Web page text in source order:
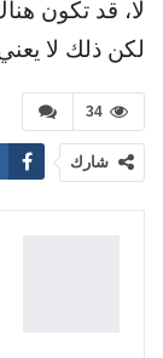
لا، قد تكون
لكن ذلك لا
34
شارك